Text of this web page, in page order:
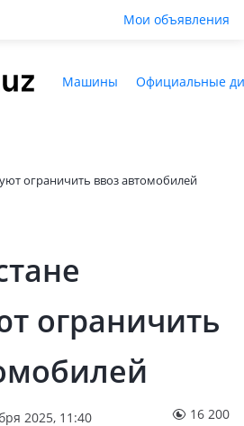
Мои объявления
Машины Официальные
ограничить ввоз автомобилей
ограничить
2025, 11:40
16 200